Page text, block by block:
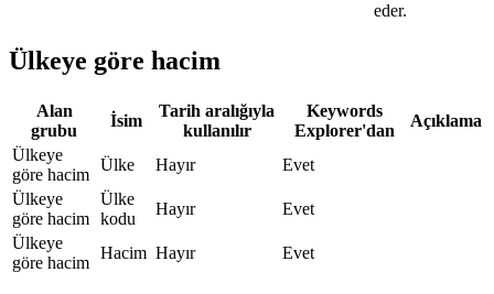
eder.
Ülkeye göre hacim
Alan
grubu
İsim
Tarih aralığıyla
kullanılır
Keywords
Explorer'dan
Açıklama
Ülkeye
göre hacim
Ülke Hayır
Evet
Ülkeye
göre hacim
Ülke
kodu
Hayır
Evet
Ülkeye
göre hacim
Hacim Hayır Evet